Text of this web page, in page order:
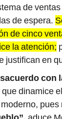
de
de espera.
de cinco
la atención;
justifican en
con
dinamice
pues